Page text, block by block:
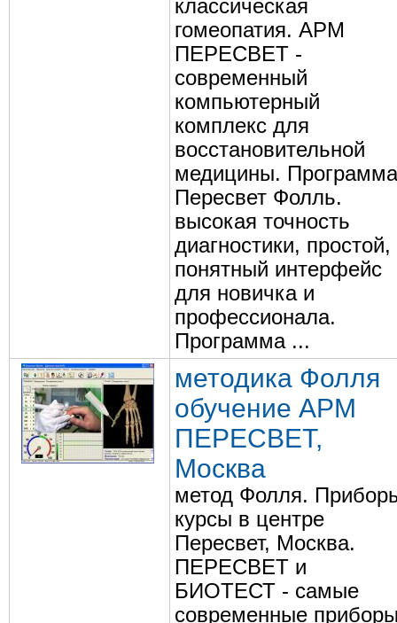
классическая
гомеопатия. АРМ
ПЕРЕСВЕТ -
современный
компьютерный
комплекс для
восстановительной
медицины. Программа
Пересвет Фолль.
высокая точность
диагностики, простой,
понятный интерфейс
для новичка и
профессионала.
Программа ...
методика Фолля
обучение АРМ
ПЕРЕСВЕТ,
Москва
метод Фолля.
курсы в центре
Пересвет, Москва.
ПЕРЕСВЕТ и
БИОТЕСТ - самые
современные